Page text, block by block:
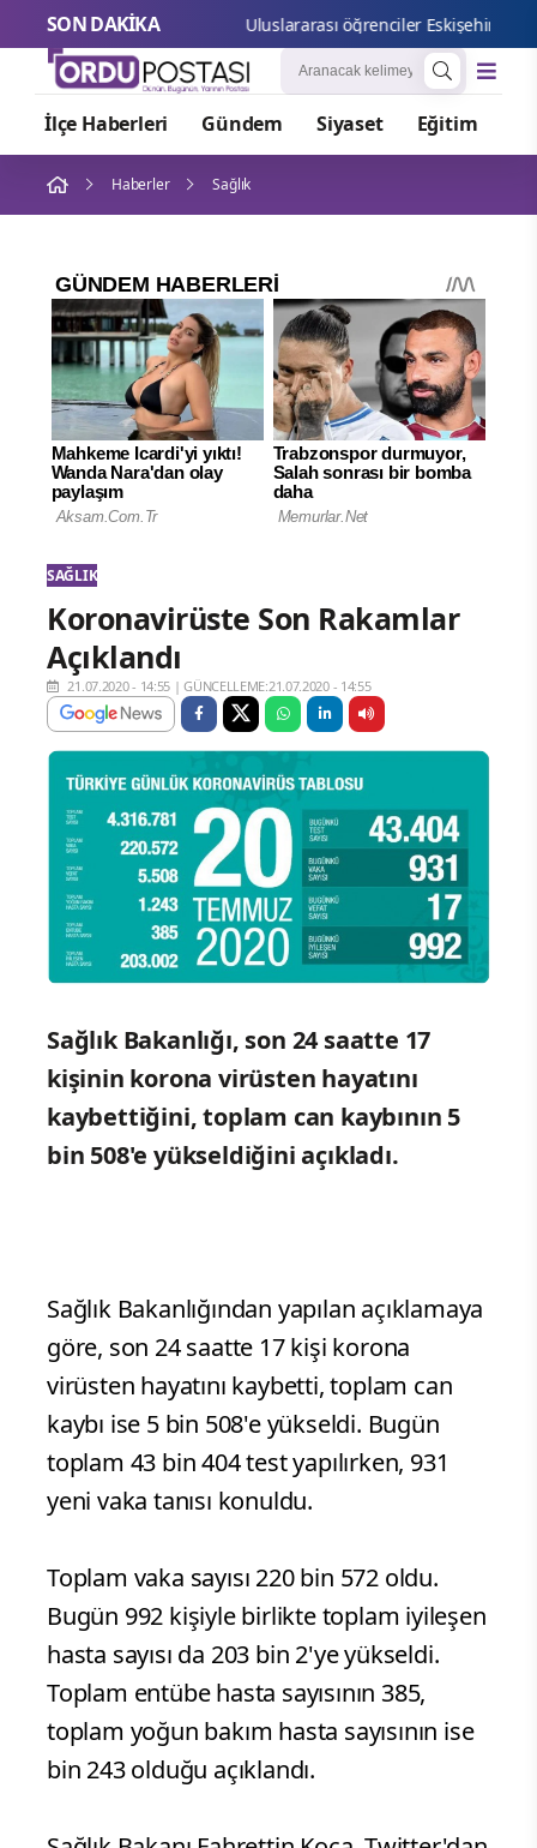
SON DAKİKA
İlçe Haberleri Gündem Siyaset Eğitim
Haberler Sağlık
SAĞLIK
Koronavirüste Son Rakamlar
Açıklandı
21.07.2020 - 14:55 |GÜNCELLEME:21.07.2020 - 14:55
Sağlık Bakanlığı, son 24 saatte 17
kişinin korona virüsten hayatını
kaybettiğini, toplam can kaybının 5
bin 508'e yükseldiğini açıkladı.
Sağlık Bakanlığından yapılan açıklamaya
göre, son 24 saatte 17 kişi korona
virüsten hayatını kaybetti, toplam can
kaybı ise 5 bin 508'e yükseldi. Bugün
toplam 43 bin 404 test yapılırken, 931
yeni vaka tanısı konuldu.
Toplam vaka sayısı 220 bin 572 oldu.
Bugün 992 kişiyle birlikte toplam iyileşen
hasta sayısı da 203 bin 2'ye yükseldi.
Toplam entübe hasta sayısının 385,
toplam yoğun bakım hasta sayısının ise
bin 243 olduğu açıklandı.